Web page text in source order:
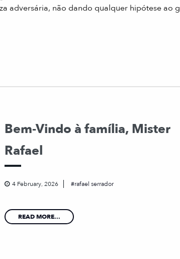
adversária, não dando qualquer hipótese ao
Bem-Vindo à família, Mister
Rafael
4 February, 2026 rafael serrador
READ MORE...